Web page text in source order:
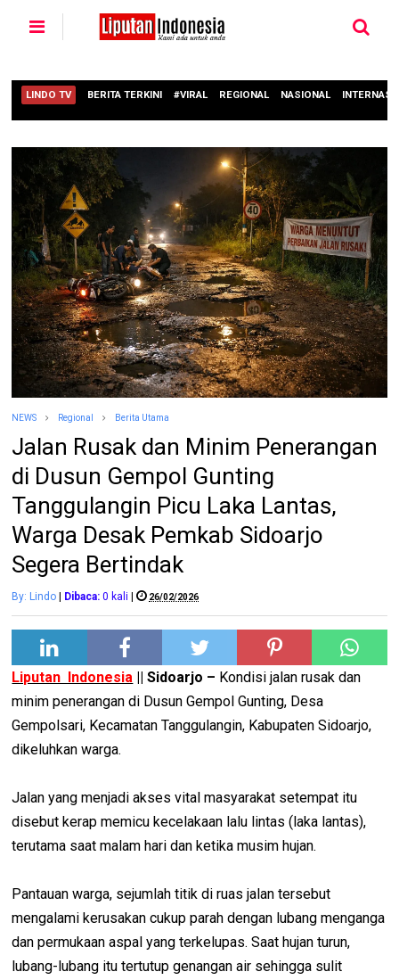
LINDO TV BERITA TERKINI #VIRAL REGIONAL NASIONAL
NEWS Regional Berita Utama
Jalan Rusak dan Minim Penerangan
di Dusun Gempol Gunting
Tanggulangin Picu Laka Lantas,
Warga Desak Pemkab Sidoarjo
Segera Bertindak
By: Lindo | Dibaca: 0 kali | 26/02/2026
Liputan Indonesia || Sidoarjo – Kondisi jalan rusak dan
minim penerangan di Dusun Gempol Gunting, Desa
Gempolsari, Kecamatan Tanggulangin, Kabupaten Sidoarjo,
dikeluhkan warga.
Jalan yang menjadi akses vital masyarakat setempat itu
disebut kerap memicu kecelakaan lalu lintas (laka lantas),
terutama saat malam hari dan ketika musim hujan.
Pantauan warga, sejumlah titik di ruas jalan tersebut
mengalami kerusakan cukup parah dengan lubang menganga
dan permukaan aspal yang terkelupas. Saat hujan turun,
lubang-lubang itu tertutup genangan air sehingga sulit